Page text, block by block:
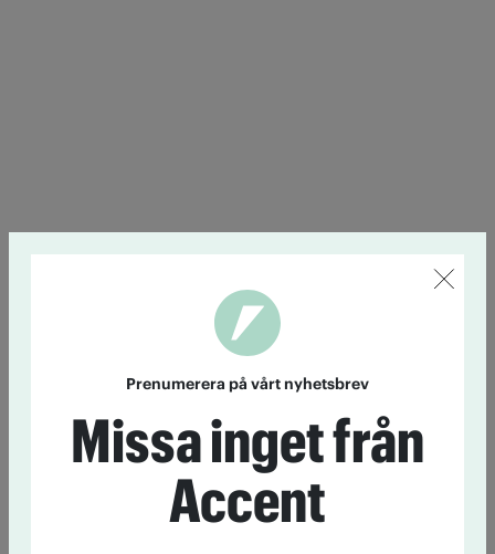
Prenumerera på vårt nyhetsbrev
Missa inget från
Accent